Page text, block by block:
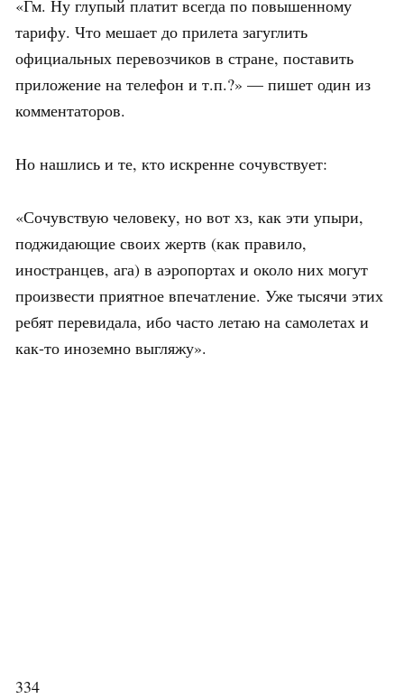
«Гм. Ну глупый платит всегда по повышенному
тарифу. Что мешает до прилета загуглить
официальных перевозчиков в стране, поставить
приложение на телефон и т.п.?» — пишет один из
комментаторов.
Но нашлись и те, кто искренне сочувствует:
«Сочувствую человеку, но вот хз, как эти упыри,
поджидающие своих жертв (как правило,
иностранцев, ага) в аэропортах и около них могут
произвести приятное впечатление. Уже тысячи этих
ребят перевидала, ибо часто летаю на самолетах и
как-то иноземно выгляжу».
334